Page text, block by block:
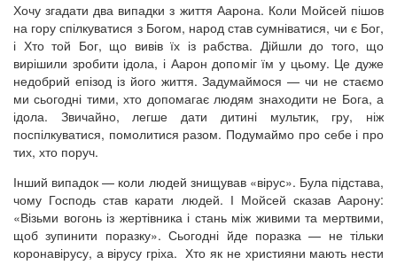
Хочу згадати два випадки з життя Аарона. Коли Мойсей пішов
на гору спілкуватися з Богом, народ став сумніватися, чи є Бог,
і Хто той Бог, що вивів їх із рабства. Дійшли до того, що
вирішили зробити ідола, і Аарон допоміг їм у цьому. Це дуже
недобрий епізод із його життя. Задумаймося — чи не стаємо
ми сьогодні тими, хто допомагає людям знаходити не Бога, а
ідола. Звичайно, легше дати дитині мультик, гру, ніж
поспілкуватися, помолитися разом. Подумаймо про себе і про
тих, хто поруч.
Інший випадок — коли людей знищував «вірус». Була підстава,
чому Господь став карати людей. І Мойсей сказав Аарону:
«Візьми вогонь із жертівника і стань між живими та мертвими,
щоб зупинити поразку». Сьогодні йде поразка — не тільки
коронавірусу, а вірусу гріха. Хто як не християни мають нести